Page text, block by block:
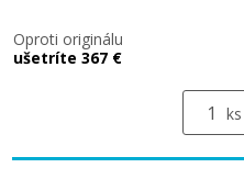
Oproti originálu
ušetríte 367 €
ks